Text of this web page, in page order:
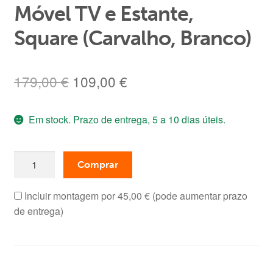
Móvel TV e Estante,
Square (Carvalho, Branco)
179,00€ O
original
era:
179,00 €.
109,00 €O
atual
é:
Em stock. Prazo de entrega, 5 a 10 dias úteis.
Móvel
TV
e
Comprar
Incluir montagem por45,00 €(pode aumentar prazo
de entrega)